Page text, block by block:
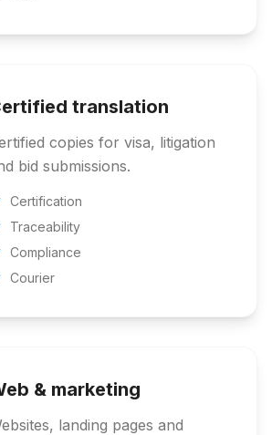
translation
copies for visa, litigation
bid submissions.
Certification
Traceability
Compliance
Courier
& marketing
landing pages and